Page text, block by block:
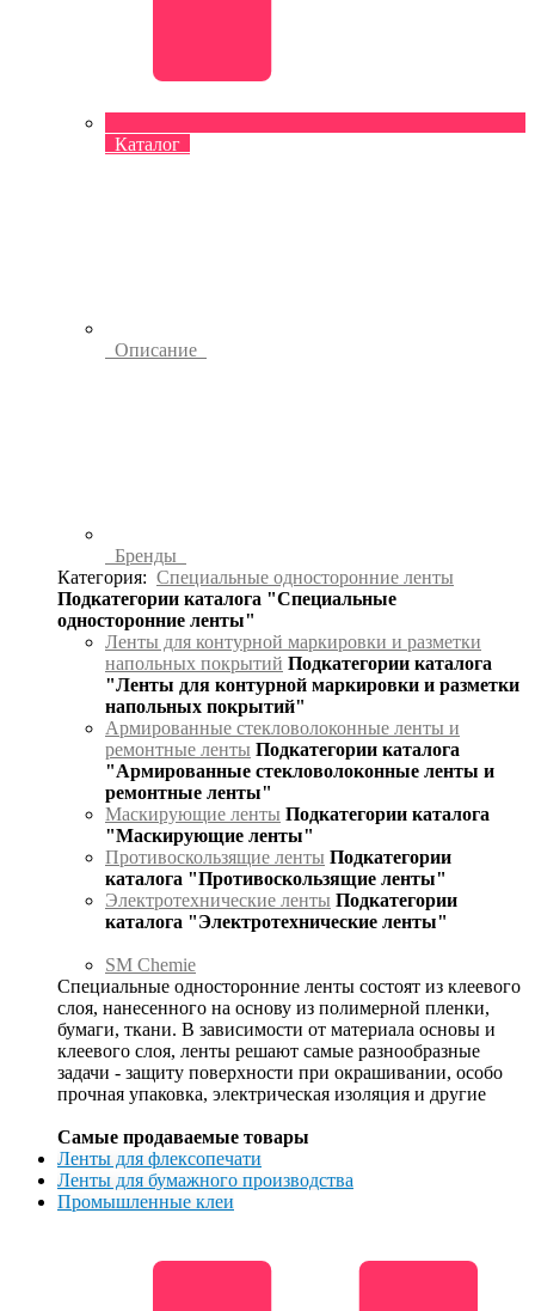
Каталог
Описание
Бренды
Категория: Специальные односторонние ленты
Подкатегории каталога "Специальные
односторонние ленты"
Ленты для контурной маркировки и разметки
напольных покрытий Подкатегории каталога
"Ленты для контурной маркировки и разметки
напольных покрытий"
Армированные стекловолоконные ленты и
ремонтные ленты Подкатегории каталога
"Армированные стекловолоконные ленты и
ремонтные ленты"
Маскирующие ленты Подкатегории каталога
"Маскирующие ленты"
Противоскользящие ленты Подкатегории
каталога "Противоскользящие ленты"
Электротехнические ленты Подкатегории
каталога "Электротехнические ленты"
SM Chemie
Специальные односторонние ленты состоят из клеевого
слоя, нанесенного на основу из полимерной пленки,
бумаги, ткани. В зависимости от материала основы и
клеевого слоя, ленты решают самые разнообразные
задачи - защиту поверхности при окрашивании, особо
прочная упаковка, электрическая изоляция и другие
Самые продаваемые товары
Ленты для флексопечати
Ленты для бумажного производства
Промышленные клеи